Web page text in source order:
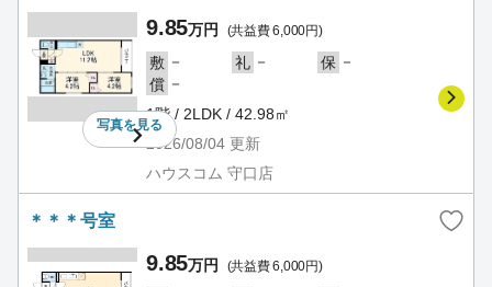
写真を見る
9.85万円 (共益費 6,000円)
敷 － 礼 － 保 －
償 －
1階 / 2LDK / 42.98㎡
2026/08/04 更新
ハウスコム 守口店
＊＊＊号室
9.85万円 (共益費 6,000円)